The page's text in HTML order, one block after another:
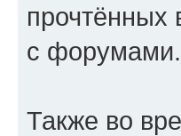
прочтённых
с форумами.
Также во